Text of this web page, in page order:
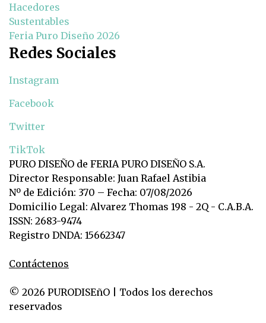
Hacedores
Sustentables
Feria Puro Diseño 2026
Redes Sociales
Instagram
Facebook
Twitter
TikTok
PURO DISEÑO de FERIA PURO DISEÑO S.A.
Director Responsable: Juan Rafael Astibia
Nº de Edición: 370 – Fecha: 07/08/2026
Domicilio Legal: Alvarez Thomas 198 - 2Q - C.A.B.A.
ISSN: 2683-9474
Registro DNDA: 15662347
Contáctenos
© 2026 PURODISEñO | Todos los derechos
reservados